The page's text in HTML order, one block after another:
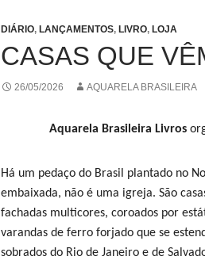
DIÁRIO, LANÇAMENTOS, LIVRO, LOJA
CASAS QUE
26/05/2026 AQUARELA BRASILEIRA
Aquarela Brasileira Livros
Há um pedaço do Brasil plantado no
embaixada, não é uma igreja. São
fachadas multicores, coroados por
varandas de ferro forjado que se
sobrados do Rio de Janeiro e de